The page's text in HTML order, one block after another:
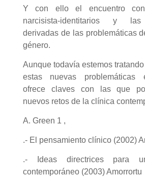
Y con ello el encuentro
narcisista-identitarios y las
derivadas de las problemáticas
género.
Aunque todavía estemos
estas nuevas problemáticas
ofrece claves con las que
nuevos retos de la clínica
A. Green 1 ,
.- El pensamiento clínico (2002)
.- Ideas directrices para
contemporáneo (2003) Amorrortu